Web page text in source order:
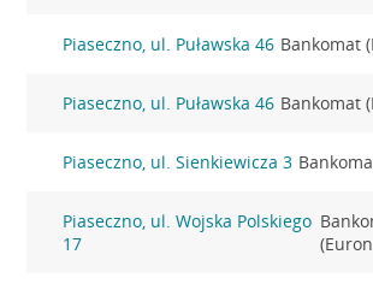
Piaseczno, ul. Puławska 46 Bankomat
Piaseczno, ul. Puławska 46 Bankomat
Piaseczno, ul. Sienkiewicza 3
Piaseczno, ul. Wojska Polskiego
17